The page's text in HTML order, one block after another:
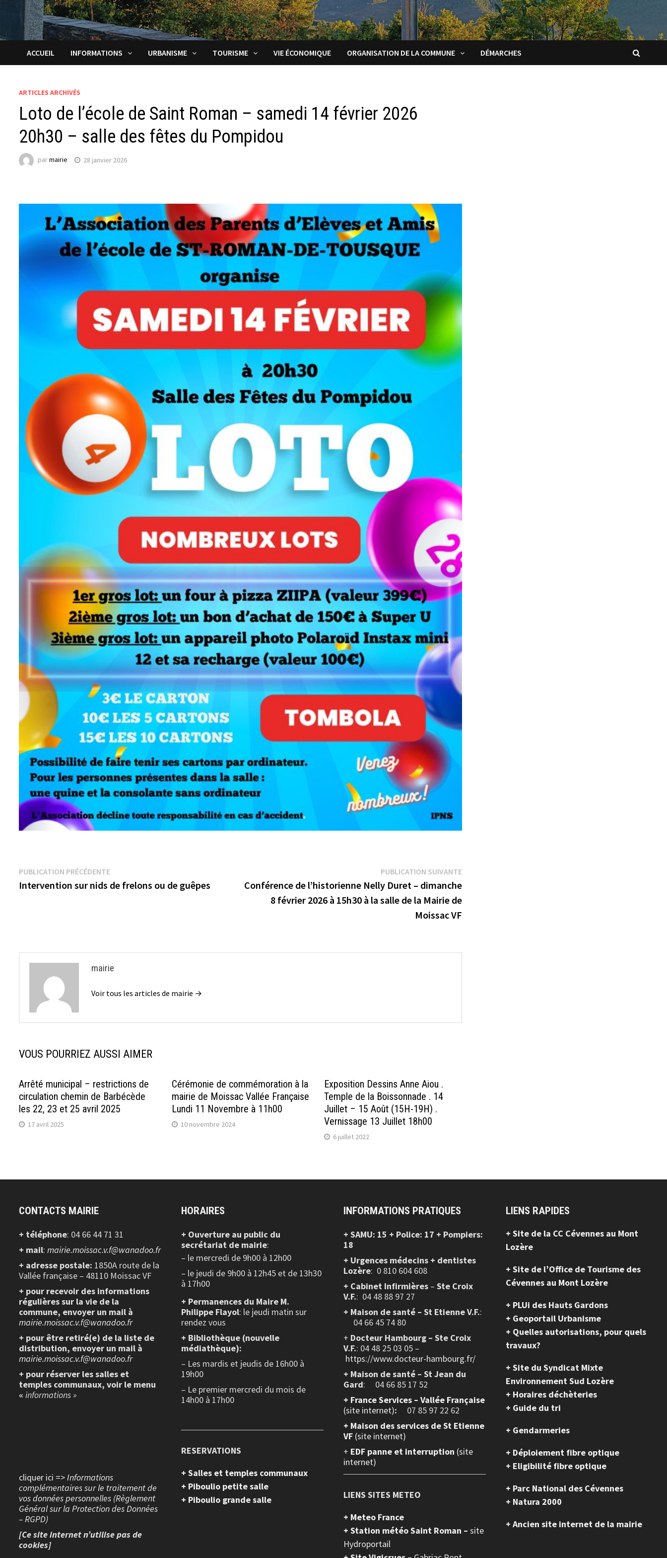
ACCUEIL INFORMATIONS URBANISME TOURISME VIE ÉCONOMIQUE ORGANISATION DE LA COMMUNE DÉMARCHES
ARTICLES ARCHIVÉS
Loto de l’école de Saint Roman – samedi 14 février 2026
20h30 – salle des fêtes du Pompidou
parmairie 28 janvier 2026
Navigation
de
PUBLICATION PRÉCÉDENTEPublication
précédente :
Intervention sur nids de frelons ou de guêpes
PUBLICATION SUIVANTEPublication
suivante :
Conférence de l’historienne Nelly Duret – dimanche
8 février 2026 à 15h30 à la salle de la Mairie de
Moissac VF
mairie
Voir tous les articles de mairie →
VOUS POURRIEZ AUSSI AIMER
Arrêté municipal – restrictions de
circulation chemin de Barbécède
les 22, 23 et 25 avril 2025
17 avril 2025
Cérémonie de commémoration à la
mairie de Moissac Vallée Française
Lundi 11 Novembre à 11h00
10 novembre 2024
Exposition Dessins Anne Aiou .
Temple de la Boissonnade . 14
Juillet – 15 Août (15H-19H) .
Vernissage 13 Juillet 18h00
6 juillet 2022
CONTACTS MAIRIE
+ téléphone: 04 66 44 71 31
+ mail:mairie.moissac.v.f@wanadoo.fr
+ adresse postale: 1850A route de la
Vallée française – 48110 Moissac VF
+ pour recevoir des informations
régulières sur la vie de la
commune, envoyer un mail à
mairie.moissac.v.f@wanadoo.fr
+ pour être retiré(e) de la liste de
distribution, envoyer un mail à
mairie.moissac.v.f@wanadoo.fr
+ pour réserver les salles et
temples communaux, voir le menu
«informations »
cliquer ici =>Informations
complémentaires sur le traitement de
vos données personnelles (Règlement
Général sur la Protection des Données
– RGPD)
[Ce site internet n’utilise pas de
cookies]
HORAIRES
+ Ouverture au public du
secrétariat de mairie:
– le mercredi de 9h00 à 12h00
– le jeudi de 9h00 à 12h45 et de 13h30
à 17h00
+ Permanences du Maire M.
Philippe Flayol: le jeudi matin sur
rendez vous
+ Bibliothèque (nouvelle
médiathèque):
– Les mardis et jeudis de 16h00 à
19h00
– Le premier mercredi du mois de
14h00 à 17h00
RESERVATIONS
+ Salles et temples communaux
+ Piboulio petite salle
+ Piboulio grande salle
INFORMATIONS PRATIQUES
+ SAMU: 15 + Police: 17 + Pompiers:
18
+ Urgences médecins + dentistes
Lozère: 0 810 604 608
+ Cabinet Infirmières– Ste Croix
V.F.: 04 48 88 97 27
+ Maison de santé – St Etienne V.F.:
04 66 45 74 80
+ Docteur Hambourg – Ste Croix
V.F.: 04 48 25 03 05 –
https://www.docteur-hambourg.fr/
+ Maison de santé – St Jean du
Gard: 04 66 85 17 52
+ France Services – Vallée Française
(site internet):
07 85 97 22 62
+ Maison des services de St Etienne
VF (site internet)
+ EDF panne et interruption (site
internet)
LIENS SITES METEO
+ Meteo France
+ Station météo Saint Roman – site
Hydroportail
LIENS RAPIDES
+ Site de la CC Cévennes au Mont
Lozère
+ Site de l’Office de Tourisme des
Cévennes au Mont Lozère
+ PLUi des Hauts Gardons
+ Geoportail Urbanisme
+ Quelles autorisations, pour quels
travaux?
+ Site du Syndicat Mixte
Environnement Sud Lozère
+ Horaires déchèteries
+ Guide du tri
+ Gendarmeries
+ Déploiement fibre optique
+ Eligibilité fibre optique
+ Parc National des Cévennes
+ Natura 2000
+ Ancien site internet de la mairie